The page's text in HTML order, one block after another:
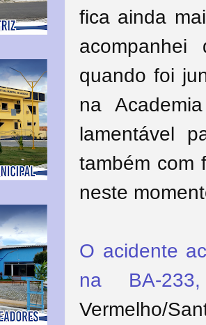
fica ainda
quando foi
na
lamentável
também com
neste
O acidente
na BA-233,
Vermelho/